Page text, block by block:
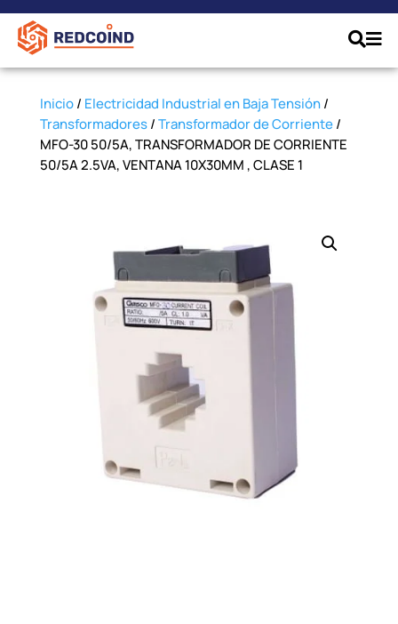
Inicio/ Electricidad Industrial en Baja Tensión/
Transformadores/Transformador de Corriente/
MFO-30 50/5A, TRANSFORMADOR DE CORRIENTE
50/5A 2.5VA, VENTANA 10X30MM , CLASE 1